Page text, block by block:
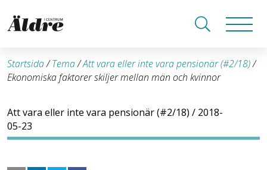
Startsida/Tema/Att vara eller inte vara pensionär (#2/18)/
Ekonomiska faktorer skiljer mellan män och kvinnor
Att vara eller inte vara pensionär (#2/18) / 2018-
05-23